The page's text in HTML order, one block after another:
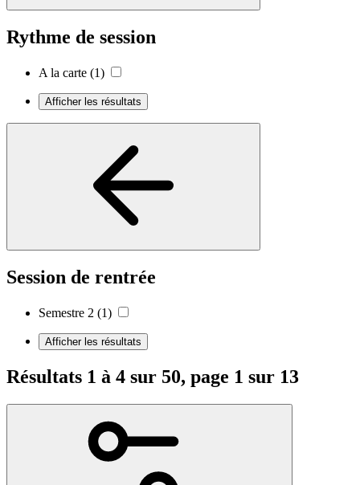
Rythme de session
A la carte (1)
Afficher les résultats
Session de rentrée
Semestre 2 (1)
Afficher les résultats
Résultats 1 à 4 sur 50, page 1 sur 13